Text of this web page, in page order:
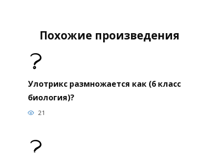
Похожие произведения
Улотрикс размножается как (6 класс
биология)?
21